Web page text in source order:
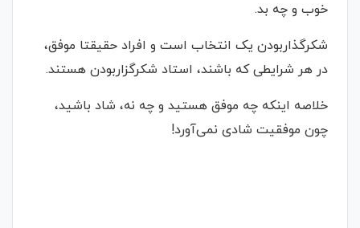
خوب و چه بد.
شکرگذاربودن یک انتخاب است و افراد حقیقتا موفق،
در هر شرایطی که باشند، استاد شکرگزاربودن هستند.
خلاصه اینکه چه موفق هستید و چه نه، شاد باشید،
چون موفقیت شادی نمی‌آورد!